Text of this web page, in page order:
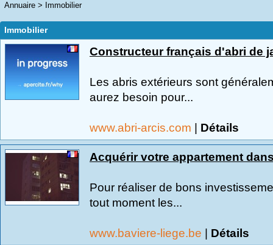
Annuaire > Immobilier
Immobilier
Constructeur français d'abri de
Les abris extérieurs sont
aurez besoin pour...
www.abri-arcis.com | Détails
Acquérir votre appartement
Pour réaliser de bons
tout moment les...
www.baviere-liege.be | Détails